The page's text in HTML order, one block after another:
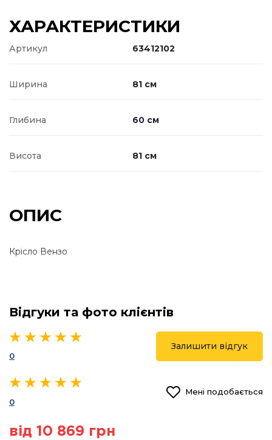
ХАРАКТЕРИСТИКИ
Артикул 63412102
Ширина 81 см
Глибина 60 см
Висота 81 см
ОПИС
Крісло Вензо
Відгуки та фото клієнтів
0
Залишити відгук
0
Мені подобається
від 10 869 грн